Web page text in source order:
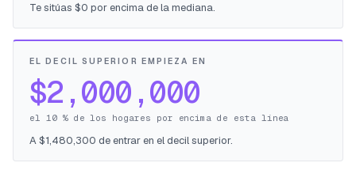
Te sitúas $0 por encima de la mediana.
EL DECIL SUPERIOR EMPIEZA EN
$2,000,000
el 10 % de los hogares por encima de esta línea
A $1,480,300 de entrar en el decil superior.